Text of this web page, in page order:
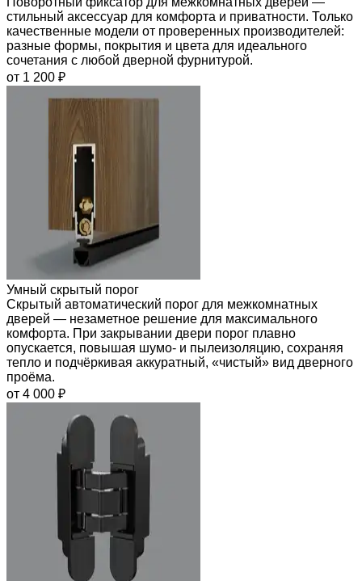
стильный аксессуар для комфорта и приватности. Только
качественные модели от проверенных производителей:
разные формы, покрытия и цвета для идеального
сочетания с любой дверной фурнитурой.
от 1 200 ₽
Умный скрытый порог
Скрытый автоматический порог для межкомнатных
дверей — незаметное решение для максимального
комфорта. При закрывании двери порог плавно
опускается, повышая шумо- и пылеизоляцию, сохраняя
тепло и подчёркивая аккуратный, «чистый» вид дверного
проёма.
от 4 000 ₽